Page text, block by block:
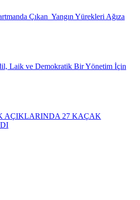
Çıkan Yangın Yürekleri Ağıza
Laik ve Demokratik Bir Yönetim İçin
AÇIKLARINDA 27 KAÇAK